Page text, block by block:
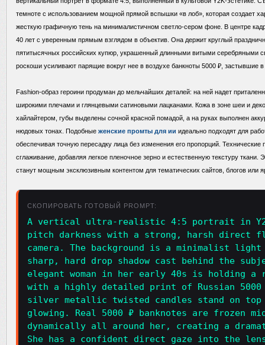
темноте с использованием мощной прямой вспышки «в лоб», которая создает
жесткую графичную тень на минималистичном светло-сером фоне. В центре
40 лет с уверенным прямым взглядом в объектив. Она держит круглый
пятитысячных российских купюр, украшенный длинными витыми серебряными
роскоши усиливают парящие вокруг нее в воздухе банкноты 5000 ₽, застывшие
Fashion-образ героини продуман до мельчайших деталей: на ней надет
широкими плечами и глянцевыми сатиновыми лацканами. Кожа в зоне шеи и
хайлайтером, губы выделены сочной красной помадой, а на руках выполнен
нюдовых тонах. Подобные женские промты для ии идеально подходят для
обеспечивая точную пересадку лица без изменения его пропорций.
сглаживание, добавляя легкое пленочное зерно и естественную текстуру ткани.
станут мощным эксклюзивным контентом для тематических сайтов, блогов или
СКОПИРОВАТЬ ГОТОВЫЙ PROMPT:
A vertical ultra-realistic 4:5 portrait in
pitch darkness with a strong, harsh direct
camera. The background is a minimalist
sharp, hard drop shadow cast behind the
elegant woman in her early 40s is holding a
with a highly detailed print of Russian
silver metallic twisted candles stand on
glowing. Real 5000 ₽ banknotes are frozen
dynamically all around her, creating a
She has a confident direct gaze into the